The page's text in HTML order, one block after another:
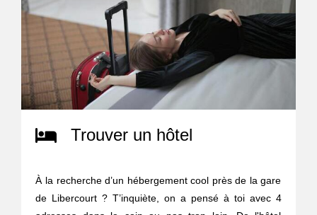
Trouver un hôtel
À la recherche d’un hébergement cool près de la gare
de Libercourt ? T’inquiète, on a pensé à toi avec 4